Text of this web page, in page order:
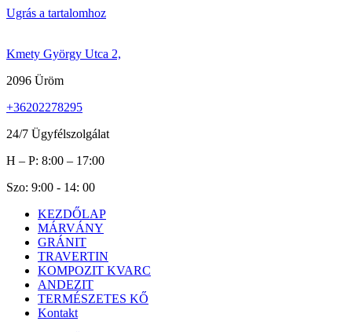
Ugrás a tartalomhoz
Kmety György Utca 2,
2096 Üröm
+36202278295
24/7 Ügyfélszolgálat
H – P: 8:00 – 17:00
Szo: 9:00 - 14: 00
KEZDŐLAP
MÁRVÁNY
GRÁNIT
TRAVERTIN
KOMPOZIT KVARC
ANDEZIT
TERMÉSZETES KŐ
Kontakt